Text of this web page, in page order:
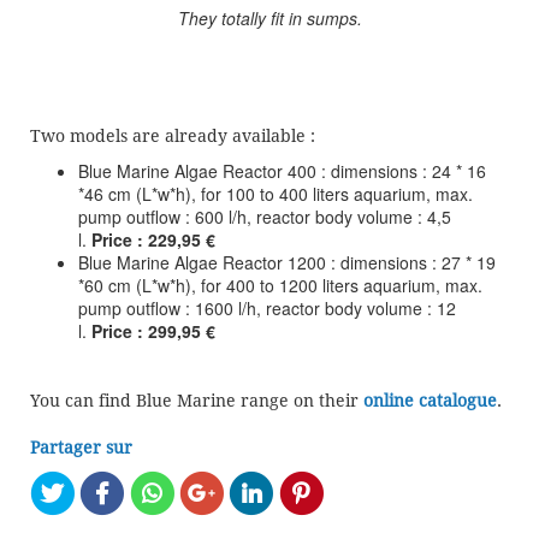
They totally fit in sumps.
Two models are already available :
Blue Marine Algae Reactor 400 : dimensions : 24 * 16
*46 cm (L*w*h), for 100 to 400 liters aquarium, max.
pump outflow : 600 l/h, reactor body volume : 4,5
l. Price : 229,95 €
Blue Marine Algae Reactor 1200 : dimensions : 27 * 19
*60 cm (L*w*h), for 400 to 1200 liters aquarium, max.
pump outflow : 1600 l/h, reactor body volume : 12
l. Price : 299,95 €
You can find Blue Marine range on their online catalogue.
Partager sur